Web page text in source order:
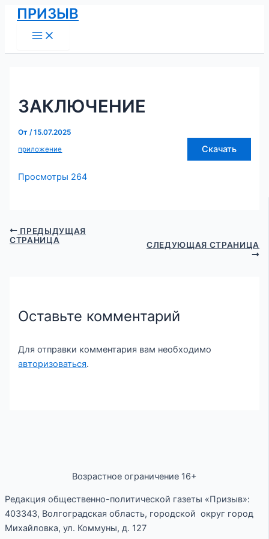
Перейти
содержимому
ПРИЗЫВ
Menu
ЗАКЛЮЧЕНИЕ
От/15.07.2025
приложение
Скачать
Просмотры 264
Навигация
по
записям
ПРЕДЫДУЩАЯ
СТРАНИЦА
СЛЕДУЮЩАЯ СТРАНИЦА
Оставьте комментарий
Для отправки комментария вам необходимо
авторизоваться.
Возрастное ограничение 16+
Редакция общественно-политической газеты «Призыв»:
403343, Волгоградская область, городской округ город
Михайловка, ул. Коммуны, д. 127